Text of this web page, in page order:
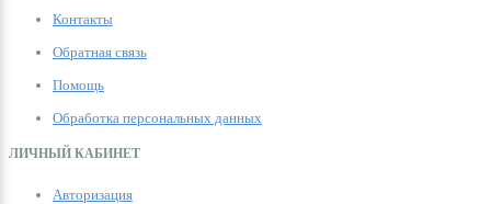
Контакты
Обратная связь
Помощь
Обработка персональных данных
ЛИЧНЫЙ КАБИНЕТ
Авторизация